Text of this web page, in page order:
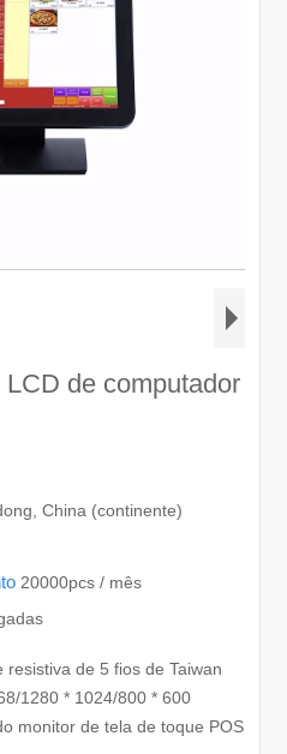
de computador
China (continente)
20000pcs / mês
de 5 fios de Taiwan
1280 * 1024/800 * 600
monitor de tela de toque POS